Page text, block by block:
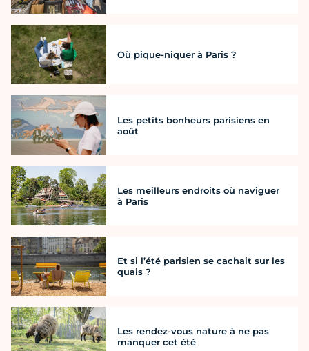
Où pique-niquer à Paris ?
Les petits bonheurs parisiens en
août
Les meilleurs endroits où naviguer
à Paris
Et si l’été parisien se cachait sur les
quais ?
Les rendez-vous nature à ne pas
manquer cet été